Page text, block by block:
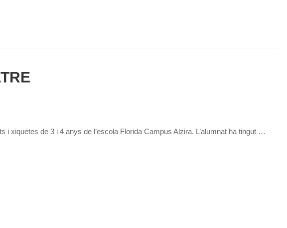
i xiquetes de 3 i 4 anys de l’escola Florida Campus Alzira. L’alumnat ha tingut …